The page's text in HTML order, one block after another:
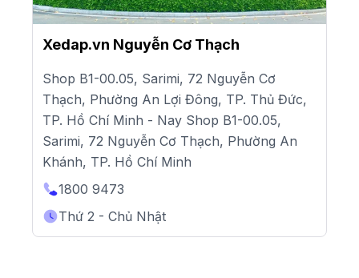
Xedap.vn Nguyễn Cơ Thạch
Shop B1-00.05, Sarimi, 72 Nguyễn Cơ
Thạch, Phường An Lợi Đông, TP. Thủ Đức,
TP. Hồ Chí Minh - Nay Shop B1-00.05,
Sarimi, 72 Nguyễn Cơ Thạch, Phường An
Khánh, TP. Hồ Chí Minh
1800 9473
Thứ 2 - Chủ Nhật